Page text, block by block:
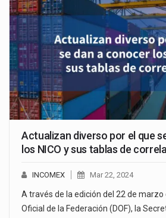
Actualizan diverso por el que
los NICO y sus tablas de
INCOMEX Mar 22, 2024
A través de la edición del 22 de marzo
Oficial de la Federación (DOF), la